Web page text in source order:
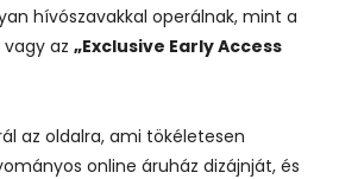
hívószavakkal operálnak, mint a
vagy az „Exclusive Early Access
az oldalra, ami tökéletesen
online áruház dizájnját, és